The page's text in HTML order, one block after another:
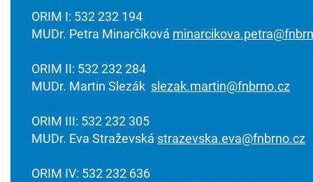
ORIM I: 532 232 194
MUDr. Petra Minarčíková
ORIM II: 532 232 284
MUDr. Martin Slezák slezak.martin@fnbrno.cz
ORIM III: 532 232 305
MUDr. Eva Straževská strazevska.eva@fnbrno.cz
ORIM IV: 532 232 636